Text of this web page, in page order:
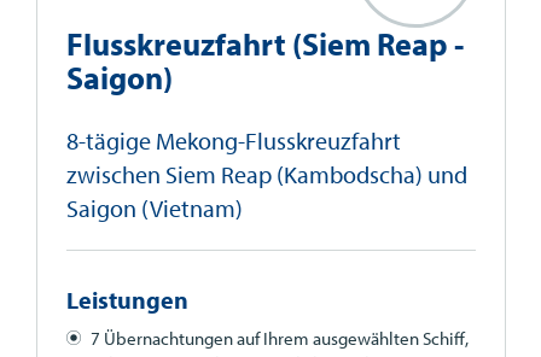
Flusskreuzfahrt (Siem Reap -
Saigon)
8-tägige Mekong-Flusskreuzfahrt
zwischen Siem Reap (Kambodscha) und
Saigon (Vietnam)
Leistungen
7 Übernachtungen auf Ihrem ausgewählten Schiff,